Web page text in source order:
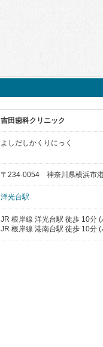
吉田歯科クリニック
よしだしかくりにっく
〒234-0054 神奈川県横浜市
洋光台駅
JR 根岸線 洋光台駅 徒歩 10分
JR 根岸線 港南台駅 徒歩 10分